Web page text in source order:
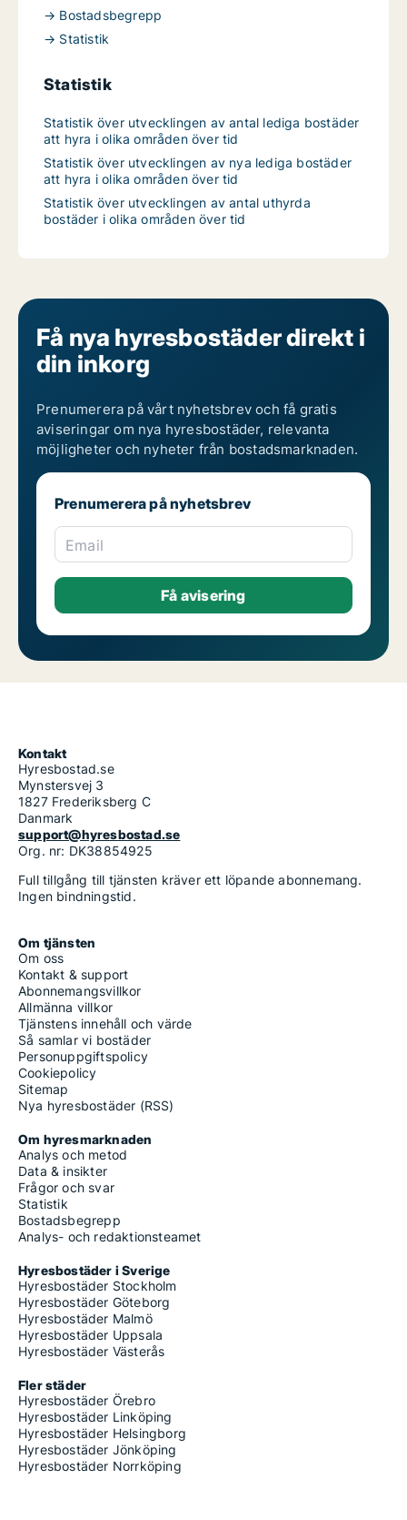
→ Bostadsbegrepp
→ Statistik
Statistik
Statistik över utvecklingen av antal lediga bostäder
att hyra i olika områden över tid
Statistik över utvecklingen av nya lediga bostäder
att hyra i olika områden över tid
Statistik över utvecklingen av antal uthyrda
bostäder i olika områden över tid
Få nya hyresbostäder direkt i
din inkorg
Prenumerera på vårt nyhetsbrev och få gratis
aviseringar om nya hyresbostäder, relevanta
möjligheter och nyheter från bostadsmarknaden.
Prenumerera på nyhetsbrev
Email
Kontakt
Hyresbostad.se
Mynstersvej 3
1827 Frederiksberg C
Danmark
support@hyresbostad.se
Org. nr: DK38854925
Full tillgång till tjänsten kräver ett löpande abonnemang.
Ingen bindningstid.
Om tjänsten
Om oss
Kontakt & support
Abonnemangsvillkor
Allmänna villkor
Tjänstens innehåll och värde
Så samlar vi bostäder
Personuppgiftspolicy
Cookiepolicy
Sitemap
Nya hyresbostäder (RSS)
Om hyresmarknaden
Analys och metod
Data & insikter
Frågor och svar
Statistik
Bostadsbegrepp
Analys- och redaktionsteamet
Hyresbostäder i Sverige
Hyresbostäder Stockholm
Hyresbostäder Göteborg
Hyresbostäder Malmö
Hyresbostäder Uppsala
Hyresbostäder Västerås
Fler städer
Hyresbostäder Örebro
Hyresbostäder Linköping
Hyresbostäder Helsingborg
Hyresbostäder Jönköping
Hyresbostäder Norrköping